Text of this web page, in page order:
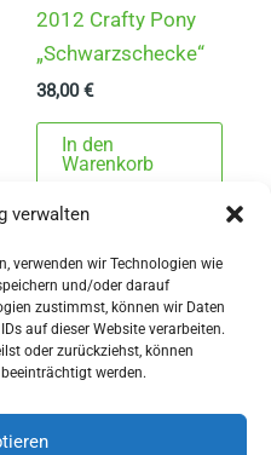
verwalten
verwenden wir Technologien wie
und/oder darauf
zustimmst, können wir Daten
auf dieser Website verarbeiten.
oder zurückziehst, können
werden.
2012 Crafty Pony
„Schwarzschecke“
38,00€
In den
Warenkorb